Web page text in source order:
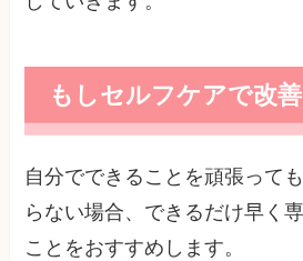
もしセルフケアで改
自分でできることを頑張って
らない場合、できるだけ早く
ことをおすすめします。